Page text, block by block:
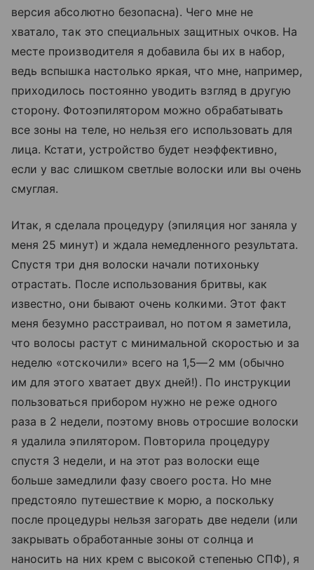
версия абсолютно безопасна). Чего мне не
хватало, так это специальных защитных очков. На
месте производителя я добавила бы их в набор,
ведь вспышка настолько яркая, что мне, например,
приходилось постоянно уводить взгляд в другую
сторону. Фотоэпилятором можно обрабатывать
все зоны на теле, но нельзя его использовать для
лица. Кстати, устройство будет неэффективно,
если у вас слишком светлые волоски или вы очень
смуглая.
Итак, я сделала процедуру (эпиляция ног заняла у
меня 25 минут) и ждала немедленного результата.
Спустя три дня волоски начали потихоньку
отрастать. После использования бритвы, как
известно, они бывают очень колкими. Этот факт
меня безумно расстраивал, но потом я заметила,
что волосы растут с минимальной скоростью и за
неделю «отскочили» всего на 1,5—2 мм (обычно
им для этого хватает двух дней!). По инструкции
пользоваться прибором нужно не реже одного
раза в 2 недели, поэтому вновь отросшие волоски
я удалила эпилятором. Повторила процедуру
спустя 3 недели, и на этот раз волоски еще
больше замедлили фазу своего роста. Но мне
предстояло путешествие к морю, а поскольку
после процедуры нельзя загорать две недели (или
закрывать обработанные зоны от солнца и
наносить на них крем с высокой степенью СПФ), я